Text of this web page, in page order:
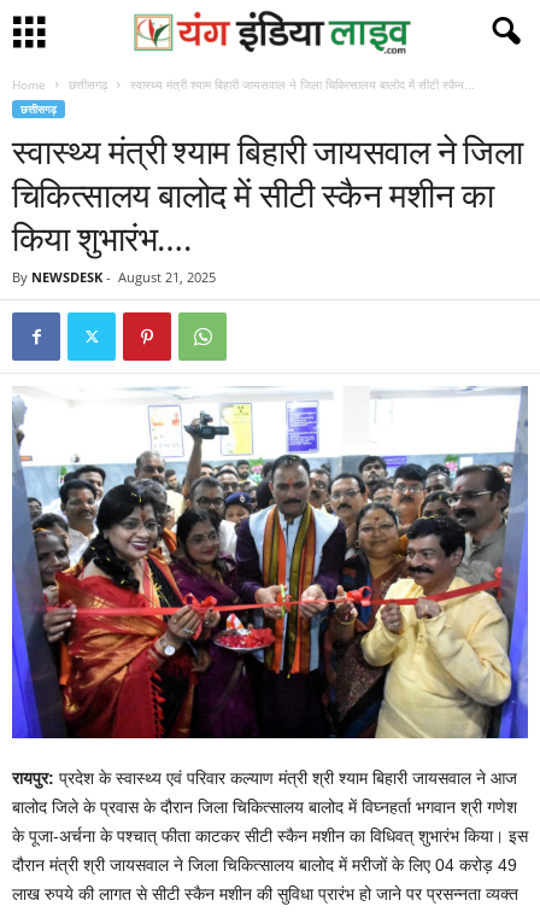
Home छत्तीसगढ़ स्वास्थ्य मंत्री श्याम बिहारी जायसवाल ने जिला चिकित्सालय बालोद में सीटी स्कैन...
छत्तीसगढ़
स्वास्थ्य मंत्री श्याम बिहारी जायसवाल ने जिला
चिकित्सालय बालोद में सीटी स्कैन मशीन का
किया शुभारंभ….
By NEWSDESK - August 21, 2025
रायपुर: प्रदेश के स्वास्थ्य एवं परिवार कल्याण मंत्री श्री श्याम बिहारी जायसवाल ने आज
बालोद जिले के प्रवास के दौरान जिला चिकित्सालय बालोद में विघ्नहर्ता भगवान श्री गणेश
के पूजा-अर्चना के पश्चात् फीता काटकर सीटी स्कैन मशीन का विधिवत् शुभारंभ किया। इस
दौरान मंत्री श्री जायसवाल ने जिला चिकित्सालय बालोद में मरीजों के लिए 04 करोड़ 49
लाख रुपये की लागत से सीटी स्कैन मशीन की सुविधा प्रारंभ हो जाने पर प्रसन्नता व्यक्त